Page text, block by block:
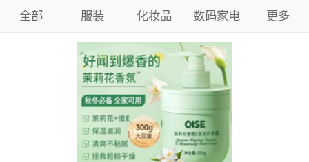
全部 服装 化妆品 数码家电 更多